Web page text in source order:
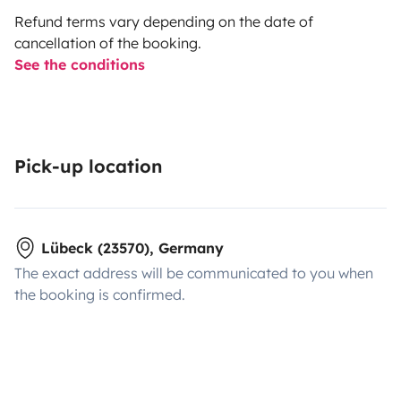
Refund terms vary depending on the date of
cancellation of the booking.
See the conditions
Pick-up location
Lübeck (23570), Germany
The exact address will be communicated to you when
the booking is confirmed.